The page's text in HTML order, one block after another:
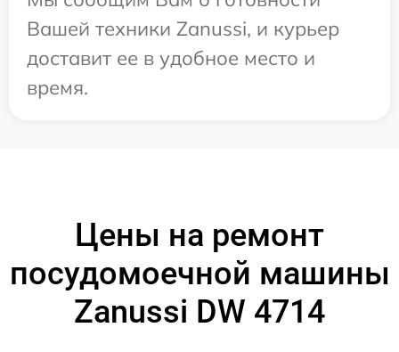
Вашей техники Zanussi, и курьер
доставит ее в удобное место и
время.
Цены на ремонт
посудомоечной машины
Zanussi DW 4714